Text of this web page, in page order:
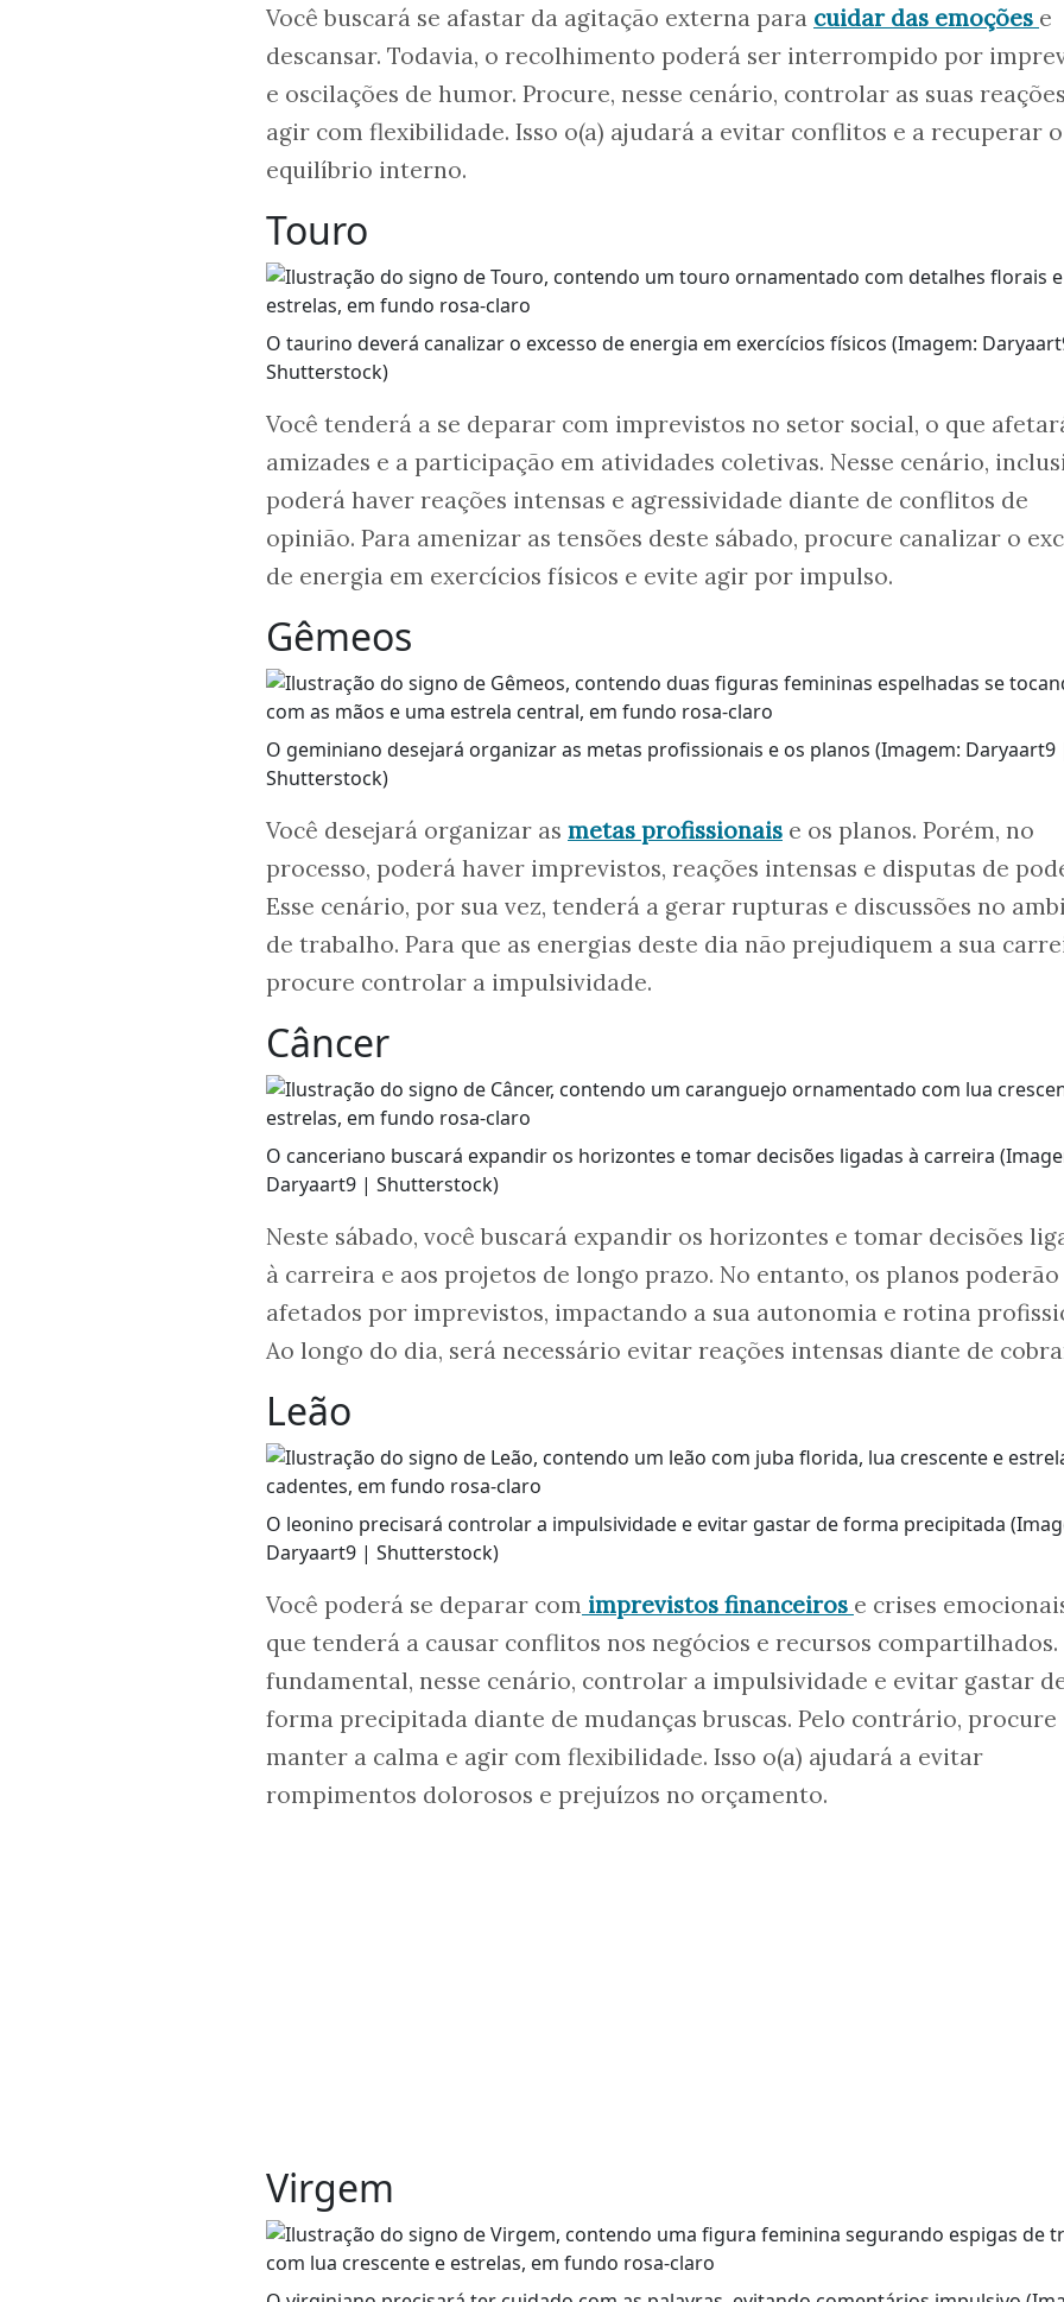
Você buscará se afastar da agitação externa para cuidar das emoções e
descansar. Todavia, o recolhimento poderá ser interrompido por
e oscilações de humor. Procure, nesse cenário, controlar as suas
agir com flexibilidade. Isso o(a) ajudará a evitar conflitos e a recuperar o
equilíbrio interno.
Touro
O taurino deverá canalizar o excesso de energia em exercícios físicos (Imagem:
Shutterstock)
Você tenderá a se deparar com imprevistos no setor social, o que
amizades e a participação em atividades coletivas. Nesse cenário,
poderá haver reações intensas e agressividade diante de conflitos de
opinião. Para amenizar as tensões deste sábado, procure canalizar o
de energia em exercícios físicos e evite agir por impulso.
Gêmeos
O geminiano desejará organizar as metas profissionais e os planos (Imagem: Daryaart9
Shutterstock)
Você desejará organizar as metas profissionais e os planos. Porém, no
processo, poderá haver imprevistos, reações intensas e disputas de
Esse cenário, por sua vez, tenderá a gerar rupturas e discussões no
de trabalho. Para que as energias deste dia não prejudiquem a sua
procure controlar a impulsividade.
Câncer
O canceriano buscará expandir os horizontes e tomar decisões ligadas à carreira
Daryaart9 | Shutterstock)
Neste sábado, você buscará expandir os horizontes e tomar decisões
à carreira e aos projetos de longo prazo. No entanto, os planos poderão
afetados por imprevistos, impactando a sua autonomia e rotina
Ao longo do dia, será necessário evitar reações intensas diante de
Leão
O leonino precisará controlar a impulsividade e evitar gastar de forma precipitada
Daryaart9 | Shutterstock)
Você poderá se deparar com imprevistos financeiros e crises
que tenderá a causar conflitos nos negócios e recursos compartilhados.
fundamental, nesse cenário, controlar a impulsividade e evitar gastar
forma precipitada diante de mudanças bruscas. Pelo contrário, procure
manter a calma e agir com flexibilidade. Isso o(a) ajudará a evitar
rompimentos dolorosos e prejuízos no orçamento.
Virgem